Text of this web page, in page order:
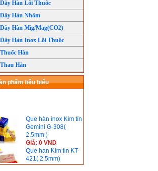
Dây Hàn Lõi Thuốc
Dây Hàn Nhôm
Dây Hàn Mig/Mag(CO2)
Dây Hàn Inox Lõi Thuốc
Thuốc Hàn
Thau Hàn
phẩm tiêu biểu
Que hàn inox Kim tín
Gemini G-308(
2.5mm )
Giá: 0 VND
Que hàn Kim tín KT-
421( 2.5mm)
Giá: 0 VND